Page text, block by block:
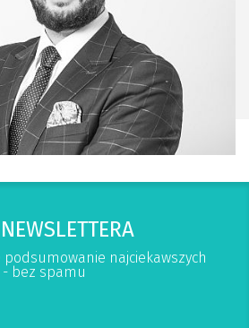
najciekawszych
- bez spamu